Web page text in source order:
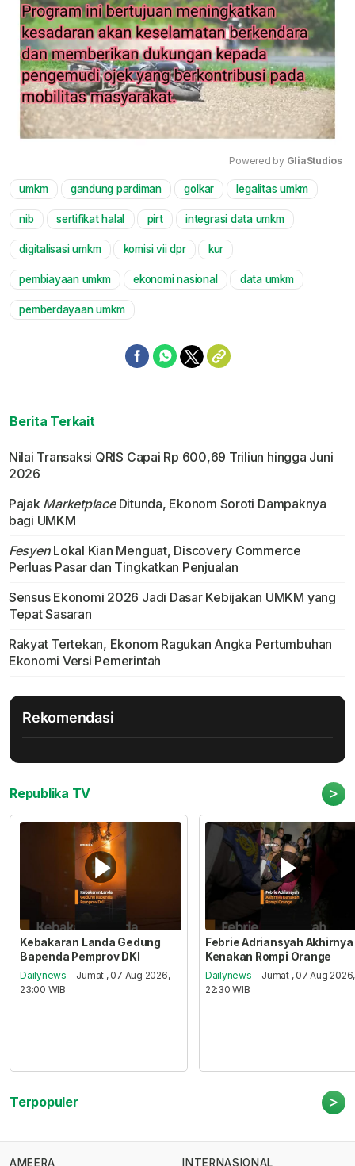
Mute
Powered by GliaStudios
umkm gandung pardiman golkar legalitas umkm
nib sertifikat halal pirt integrasi data umkm
digitalisasi umkm komisi vii dpr kur
pembiayaan umkm ekonomi nasional data umkm
pemberdayaan umkm
Berita Terkait
Nilai Transaksi QRIS Capai Rp 600,69 Triliun hingga Juni
2026
Pajak MarketplaceDitunda, Ekonom Soroti Dampaknya
bagi UMKM
FesyenLokal Kian Menguat, Discovery Commerce
Perluas Pasar dan Tingkatkan Penjualan
Sensus Ekonomi 2026 Jadi Dasar Kebijakan UMKM yang
Tepat Sasaran
Rakyat Tertekan, Ekonom Ragukan Angka Pertumbuhan
Ekonomi Versi Pemerintah
Rekomendasi
Republika TV >
Kebakaran Landa Gedung
Bapenda Pemprov DKI
Dailynews - Jumat , 07 Aug 2026,
23:00 WIB
Febrie Adriansyah Akhirnya
Kenakan Rompi Orange
Dailynews - Jumat , 07 Aug 2026,
22:30 WIB
Terpopuler >
AMEERA INTERNASIONAL